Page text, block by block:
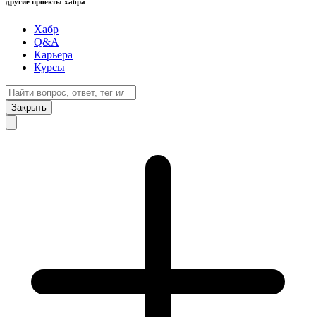
Хабр
Q&A
Карьера
Курсы
Закрыть